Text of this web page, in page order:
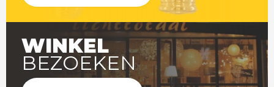
WINKEL
BEZOEKEN